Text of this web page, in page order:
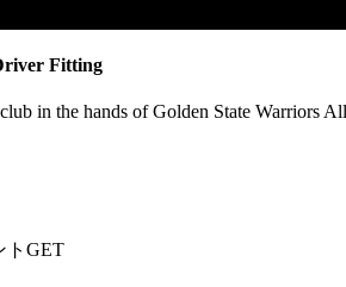
Fitting
in the hands of Golden State Warriors
トGET